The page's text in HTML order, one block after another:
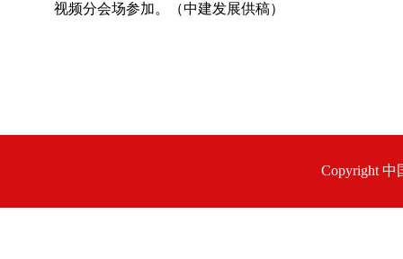
视频分会场参加。（中建发展供稿）
Copyright 中